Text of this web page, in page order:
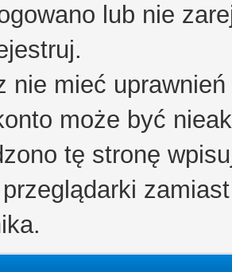
lub nie
nie mieć
może być
tę stronę